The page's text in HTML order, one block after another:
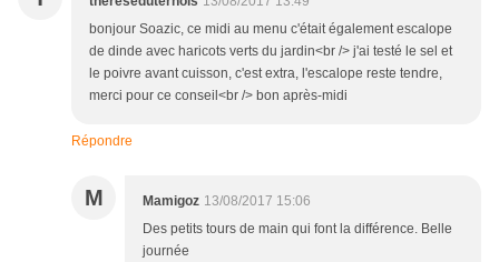
bonjour Soazic, ce midi au menu c'était également escalope
de dinde avec haricots verts du jardin<br /> j'ai testé le sel et
le poivre avant cuisson, c'est extra, l'escalope reste tendre,
merci pour ce conseil<br /> bon après-midi
Répondre
M Mamigoz 13/08/2017 15:06
Des petits tours de main qui font la différence. Belle
journée